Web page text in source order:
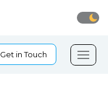
Get in Touch